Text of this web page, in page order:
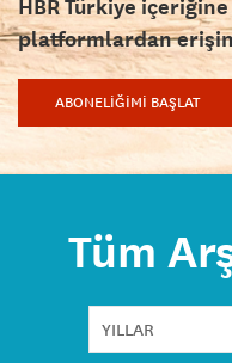
HBR Türkiye
platformlardan
ABONELİĞİMİ BAŞLAT
Tüm